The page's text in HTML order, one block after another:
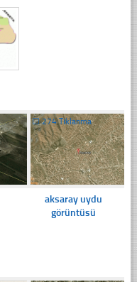
☐274 Tıklanma
aksaray uydu
görüntüsü